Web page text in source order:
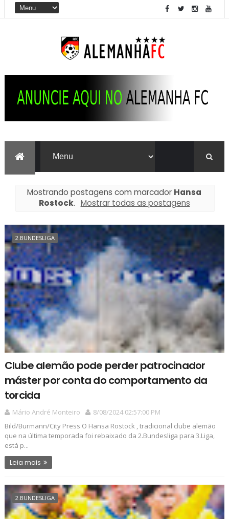
Mostrando postagens com marcador Hansa
Rostock. Mostrar todas as postagens
2.BUNDESLIGA
Clube alemão pode perder patrocinador
máster por conta do comportamento da
torcida
Mário André Monteiro
8/08/2024 02:57:00 PM
Bild/Burmann/City Press O Hansa Rostock , tradicional clube alemão
que na última temporada foi rebaixado da 2.Bundesliga para 3.Liga,
está p...
Leia mais
2.BUNDESLIGA